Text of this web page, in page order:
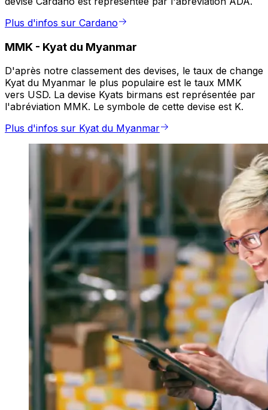
Plus d'infos sur Cardano
MMK - Kyat du Myanmar
D'après notre classement des devises, le taux de change
Kyat du Myanmar le plus populaire est le taux MMK
vers USD. La devise Kyats birmans est représentée par
l'abréviation MMK. Le symbole de cette devise est K.
Plus d'infos sur Kyat du Myanmar